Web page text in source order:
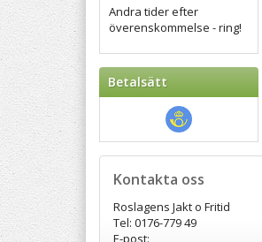
Andra tider efter
överenskommelse - ring!
Betalsätt
Kontakta oss
Roslagens Jakt o Fritid
Tel: 0176-779 49
E-post: